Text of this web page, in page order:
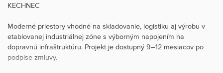
KECHNEC
Moderné priestory vhodné na skladovanie, logistiku aj výrobu v
etablovanej industriálnej zóne s výborným napojením na
dopravnú infraštruktúru. Projekt je dostupný 9–12 mesiacov po
podpise zmluvy.